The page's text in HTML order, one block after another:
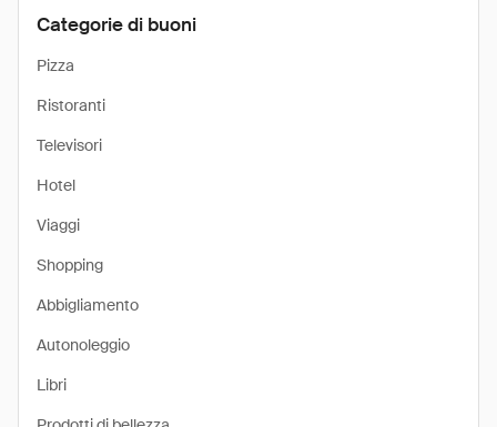
Categorie di buoni
Pizza
Ristoranti
Televisori
Hotel
Viaggi
Shopping
Abbigliamento
Autonoleggio
Libri